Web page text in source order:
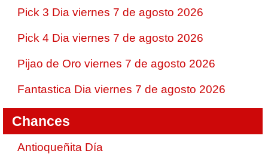
Pick 3 Dia viernes 7 de agosto 2026
Pick 4 Dia viernes 7 de agosto 2026
Pijao de Oro viernes 7 de agosto 2026
Fantastica Dia viernes 7 de agosto 2026
Chances
Antioqueñita Día